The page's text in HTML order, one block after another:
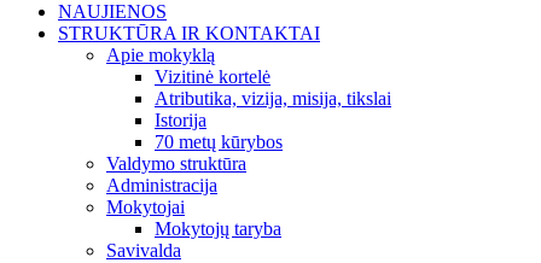
NAUJIENOS
STRUKTŪRA IR KONTAKTAI
Apie mokyklą
Vizitinė kortelė
Atributika, vizija, misija, tikslai
Istorija
70 metų kūrybos
Valdymo struktūra
Administracija
Mokytojai
Mokytojų taryba
Savivalda